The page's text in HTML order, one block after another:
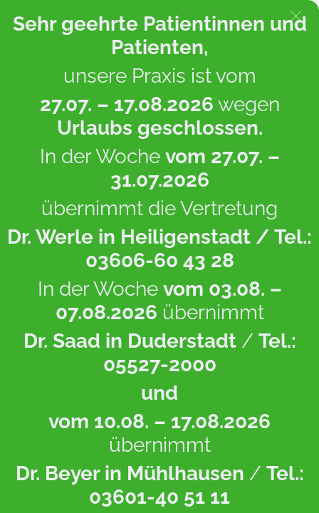
Sehr geehrte Patientinnen und
Patienten,
unsere Praxis ist vom
27.07. – 17.08.2026 wegen
Urlaubs geschlossen.
In der Woche vom 27.07. –
31.07.2026
übernimmt die Vertretung
Dr. Werle in Heiligenstadt / Tel.:
03606-60 43 28
In der Woche vom 03.08. –
07.08.2026 übernimmt
Dr. Saad in Duderstadt/ Tel.:
05527-2000
und
vom 10.08. – 17.08.2026
übernimmt
Dr. Beyer in Mühlhausen / Tel.:
03601-40 51 11
/ Online-Terminvereinbarung